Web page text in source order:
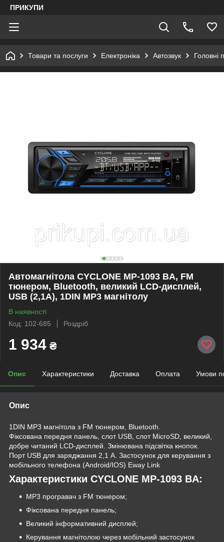
ПРИКУПИ
Товари та послуги Електроніка Автозвук Головні
Автомагнітола CYCLONE MP-1093 BA, FM
тюнером, Bluetooth, великий LCD-дисплей,
USB (2,1А), 1DIN MP3 магнітолу
В наявності
Код: 102-685
Роздріб
1 934 ₴
Опис Характеристики Доставка Оплата Умови
Опис
1DIN MP3 магнітола з FM тюнером, Bluetooth.
Фіксована передня панель, слот USB, слот MicroSD, великий,
добре читаний LCD-дисплей. Змінювана підсвітка кнопок.
Порт USB для заряджання 2,1 А. Застосунок для керування з
мобільного телефона (Android/IOS) Eway Link
Характеристики CYCLONE MP-1093 BA:
MP3 програвач з FM тюнером;
Фіксована передня панель;
Великий інформативний дисплей;
Керування магнітолою через мобільний застосунок